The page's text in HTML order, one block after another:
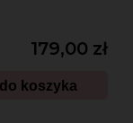
179,00 zł
do koszyka